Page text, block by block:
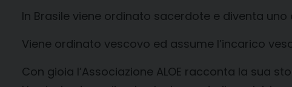
In Brasile viene ordinato sacerdote e diventa
Viene ordinato vescovo ed assume l’incarico
Con gioia l’Associazione ALOE racconta la sua